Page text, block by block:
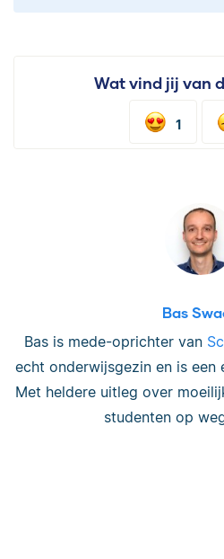
Wat vind jij van
1
Bas
Bas is mede-oprichter van
echt onderwijsgezin en is een
Met heldere uitleg over
studenten op